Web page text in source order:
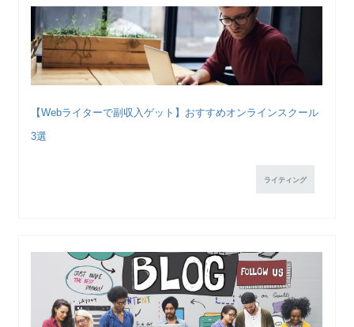
【Webライターで副収入ゲット】おすすめオンラインスクール
3選
ライティング